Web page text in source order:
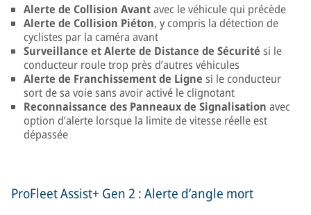
Alerte de Collision Avantavec le véhicule qui précède
Alerte de Collision Piéton, y compris la détection de
cyclistes par la caméra avant
Surveillance et Alerte de Distance de Sécurité si le
conducteur roule trop près d’autres véhicules
Alerte de Franchissement de Ligne si le conducteur
sort de sa voie sans avoir activé le clignotant
Reconnaissance des Panneaux de Signalisation avec
option d’alerte lorsque la limite de vitesse réelle est
dépassée
ProFleet Assist+ Gen 2 : Alerte d’angle mort